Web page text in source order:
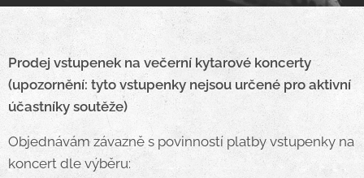
Prodej vstupenek na večerní kytarové koncerty
(upozornění: tyto vstupenky nejsou určené pro aktivní
účastníky soutěže)
Objednávám závazně s povinností platby vstupenky na
koncert dle výběru: